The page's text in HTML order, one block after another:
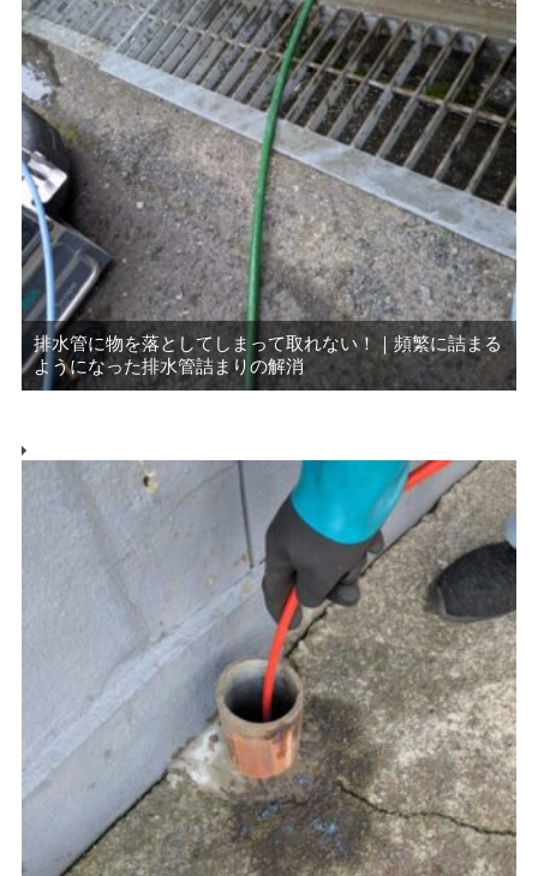
排水管に物を落としてしまって取れない！｜頻繁に詰まる
ようになった排水管詰まりの解消